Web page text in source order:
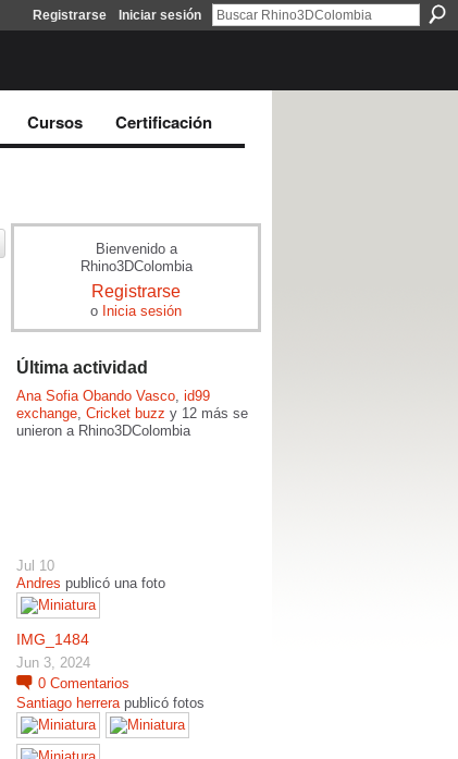
Registrarse Iniciar sesión
Cursos Certificación
Bienvenido a
Rhino3DColombia
Registrarse
o Inicia sesión
Última actividad
Ana Sofia Obando Vasco, id99
exchange, Cricket buzz y 12 más se
unieron a Rhino3DColombia
Jul 10
Andres publicó una foto
IMG_1484
Jun 3, 2024
0 Comentarios
Santiago herrerapublicó fotos